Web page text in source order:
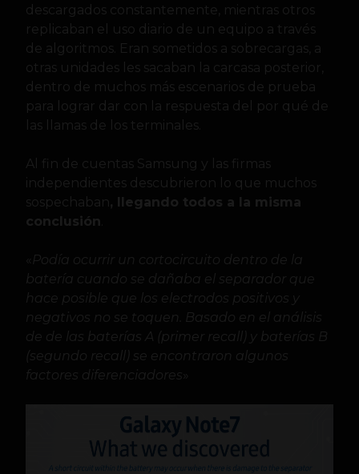
descargados constantemente, mientras otros
replicaban el uso diario de un equipo a través
de algoritmos. Eran sometidos a sobrecargas, a
otras unidades les sacaban la carcasa posterior,
dentro de muchos más escenarios de prueba
para lograr dar con la respuesta del por qué de
las llamas de los terminales.
Al fin de cuentas Samsung y las firmas
independientes descubrieron lo que muchos
sospechaban, llegando todos a la misma
conclusión
Podía ocurrir un cortocircuito dentro de la
batería cuando se dañaba el separador que
hace posible que los electrodos positivos y
negativos no se toquen. Basado en el análisis
de de las baterías A (primer recall) y baterías B
(segundo recall) se encontraron algunos
factores diferenciadores